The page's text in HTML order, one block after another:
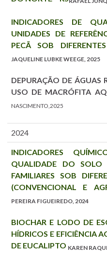
INDICADORES DE
UNIDADES DE
PECÃ SOB
JAQUELINE LUBKE WEEGE, 2025
DEPURAÇÃO DE ÁGUAS
USO DE MACRÓFITA
NASCIMENTO,2025
2024
INDICADORES
QUALIDADE DO SOLO
FAMILIARES SOB
(CONVENCIONAL E
PEREIRA FIGUEIREDO, 2024
BIOCHAR E LODO DE
HÍDRICOS E EFICIÊNCIA
DE EUCALIPTO KAREN